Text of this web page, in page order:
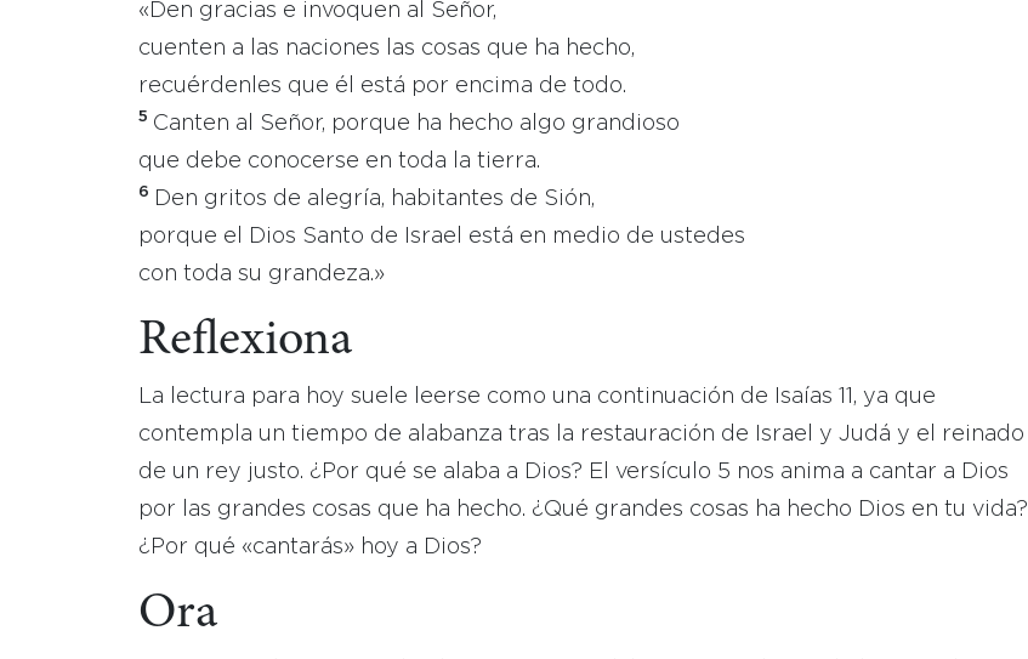
«Den gracias e invoquen al Señor,
cuenten a las naciones las cosas que ha hecho,
recuérdenles que él está por encima de todo.
5 Canten al Señor, porque ha hecho algo grandioso
que debe conocerse en toda la tierra.
6
Den gritos de alegría, habitantes de Sión,
porque el Dios Santo de Israel está en medio de ustedes
con toda su grandeza.»
Reflexiona
La lectura para hoy suele leerse como una continuación de Isaías 11, ya que
contempla un tiempo de alabanza tras la restauración de Israel y Judá y el reinado
de un rey justo. ¿Por qué se alaba a Dios? El versículo 5 nos anima a cantar a Dios
por las grandes cosas que ha hecho. ¿Qué grandes cosas ha hecho Dios en tu vida?
¿Por qué «cantarás» hoy a Dios?
Ora